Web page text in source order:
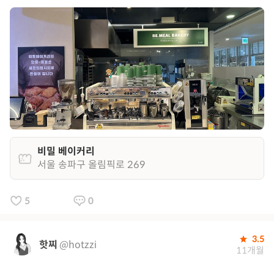
비밀 베이커리
서울 송파구 올림픽로 269
5 0
핫찌 @hotzzi 3.5
11개월